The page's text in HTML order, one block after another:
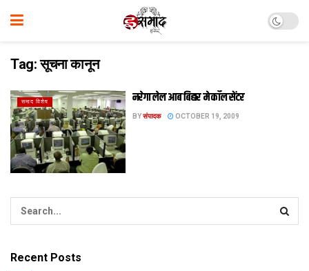
Tag:सूचना कानून
समाद विशेष नरेगा लेल आब बिहार मे कॉल सेंटर
BYसंपादक OCTOBER 19, 2009
Recent Posts